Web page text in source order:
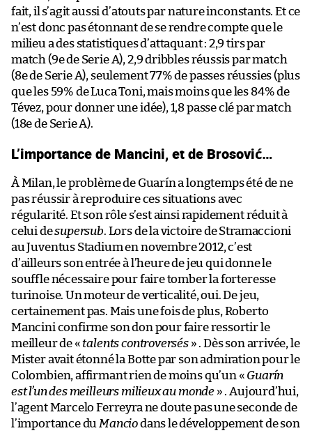
fait, il s’agit aussi d’atouts par nature inconstants. Et ce
n’est donc pas étonnant de se rendre compte que le
milieu a des statistiques d’attaquant : 2,9 tirs par
match (9e de Serie A), 2,9 dribbles réussis par match
(8e de Serie A), seulement 77% de passes réussies (plus
que les 59% de Luca Toni, mais moins que les 84% de
Tévez, pour donner une idée), 1,8 passe clé par match
(18e de Serie A).
L’importance de Mancini, et de Brosović…
À Milan, le problème de Guarín a longtemps été de ne
pas réussir à reproduire ces situations avec
régularité. Et son rôle s’est ainsi rapidement réduit à
celui desupersub. Lors de la victoire de Stramaccioni
au Juventus Stadium en novembre 2012, c’est
d’ailleurs son entrée à l’heure de jeu qui donne le
souffle nécessaire pour faire tomber la forteresse
turinoise. Un moteur de verticalité, oui. De jeu,
certainement pas. Mais une fois de plus, Roberto
Mancini confirme son don pour faire ressortir le
meilleur de «talents controversés» . Dès son arrivée, le
Mister avait étonné la Botte par son admiration pour le
Colombien, affirmant rien de moins qu’un « Guarín
est l’un des meilleurs milieux au monde» . Aujourd’hui,
l’agent Marcelo Ferreyra ne doute pas une seconde de
l’importance du Manciodans le développement de son